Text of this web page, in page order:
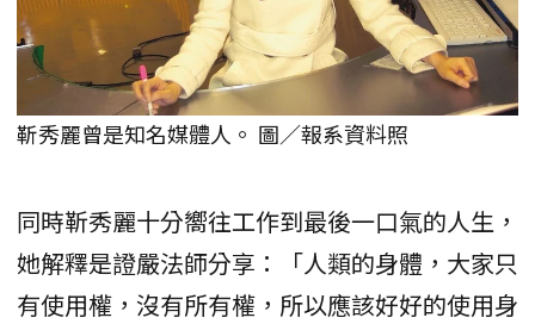
靳秀麗曾是知名媒體人。 圖／報系資料照
同時靳秀麗十分嚮往工作到最後一口氣的人生，
她解釋是證嚴法師分享：「人類的身體，大家只
有使用權，沒有所有權，所以應該好好的使用身